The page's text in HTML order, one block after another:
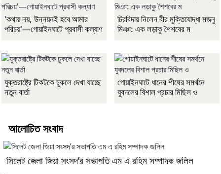
'কথায় নয়, উন্নয়নই হবে আমার
পরিচয়'—গোয়াইনঘাটে প্রবাসী কল্যাণ
চিরবিদায় নিলেন বীর মুক্তিযোদ্ধা মজনু
মিঞা: এক লড়াকু শৈশবের ম
যুক্তরাষ্ট্রে টিকটকে ঢুকলে দেখা যাচ্ছে
নতুন বার্তা
গোয়াইনঘাটে ধানের শীষের সমর্থনে
যুবদলের বিশাল প্রচার মিছিল ও
আলোচিত সংবাদ
সিলেট জেলা জিয়া সংসদ’র সভাপতি এম এ রহিম সম্পাদক জলিল